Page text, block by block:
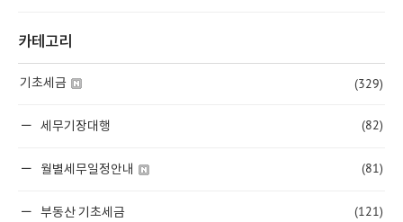
카테고리
기초세금 (329)
세무기장대행 (82)
월별세무일정안내 (81)
부동산 기초세금 (121)